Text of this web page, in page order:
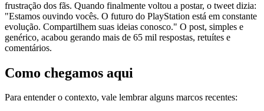
frustração dos fãs. Quando finalmente voltou a postar, o tweet dizia:
"Estamos ouvindo vocês. O futuro do PlayStation está em constante
evolução. Compartilhem suas ideias conosco." O post, simples e
genérico, acabou gerando mais de 65 mil respostas, retuítes e
comentários.
Como chegamos aqui
Para entender o contexto, vale lembrar alguns marcos recentes: